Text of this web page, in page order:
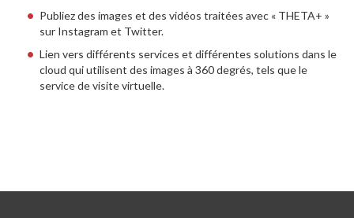
Publiez des images et des vidéos traitées avec « THETA+ »
sur Instagram et Twitter.
Lien vers différents services et différentes solutions dans le
cloud qui utilisent des images à 360 degrés, tels que le
service de visite virtuelle.